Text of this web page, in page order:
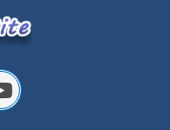
o
u